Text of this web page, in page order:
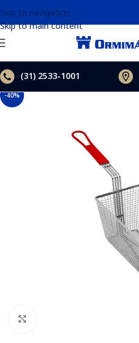
Skip to navigation
Skip to main content
(31) 2533-1001
-40%